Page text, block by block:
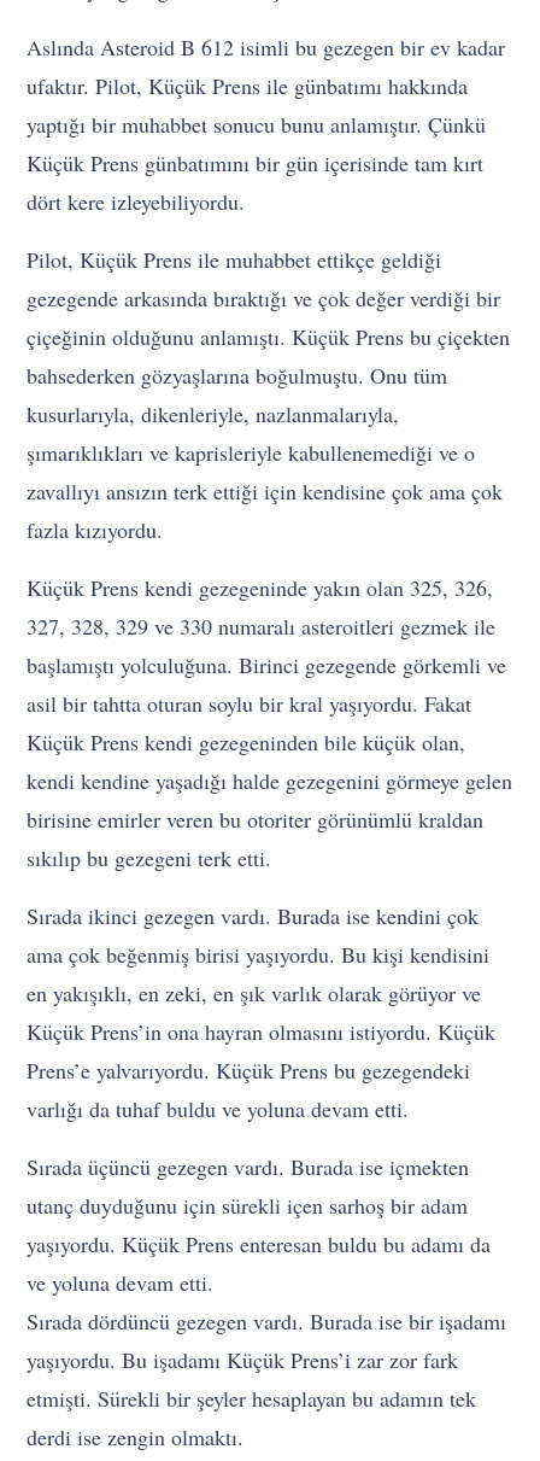
Aslında Asteroid B 612 isimli bu gezegen bir ev kadar
ufaktır. Pilot, Küçük Prens ile günbatımı hakkında
yaptığı bir muhabbet sonucu bunu anlamıştır. Çünkü
Küçük Prens günbatımını bir gün içerisinde tam kırt
dört kere izleyebiliyordu.
Pilot, Küçük Prens ile muhabbet ettikçe geldiği
gezegende arkasında bıraktığı ve çok değer verdiği bir
çiçeğinin olduğunu anlamıştı. Küçük Prens bu çiçekten
bahsederken gözyaşlarına boğulmuştu. Onu tüm
kusurlarıyla, dikenleriyle, nazlanmalarıyla,
şımarıklıkları ve kaprisleriyle kabullenemediği ve o
zavallıyı ansızın terk ettiği için kendisine çok ama çok
fazla kızıyordu.
Küçük Prens kendi gezegeninde yakın olan 325, 326,
327, 328, 329 ve 330 numaralı asteroitleri gezmek ile
başlamıştı yolculuğuna. Birinci gezegende görkemli ve
asil bir tahtta oturan soylu bir kral yaşıyordu. Fakat
Küçük Prens kendi gezegeninden bile küçük olan,
kendi kendine yaşadığı halde gezegenini görmeye gelen
birisine emirler veren bu otoriter görünümlü kraldan
sıkılıp bu gezegeni terk etti.
Sırada ikinci gezegen vardı. Burada ise kendini çok
ama çok beğenmiş birisi yaşıyordu. Bu kişi kendisini
en yakışıklı, en zeki, en şık varlık olarak görüyor ve
Küçük Prens’in ona hayran olmasını istiyordu. Küçük
Prens’e yalvarıyordu. Küçük Prens bu gezegendeki
varlığı da tuhaf buldu ve yoluna devam etti.
Sırada üçüncü gezegen vardı. Burada ise içmekten
utanç duyduğunu için sürekli içen sarhoş bir adam
yaşıyordu. Küçük Prens enteresan buldu bu adamı da
ve yoluna devam etti.
Sırada dördüncü gezegen vardı. Burada ise bir işadamı
yaşıyordu. Bu işadamı Küçük Prens’i zar zor fark
etmişti. Sürekli bir şeyler hesaplayan bu adamın tek
derdi ise zengin olmaktı.